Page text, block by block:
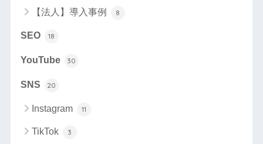
【法人】導入事例 8
SEO 18
YouTube 30
SNS 20
Instagram 11
TikTok 3